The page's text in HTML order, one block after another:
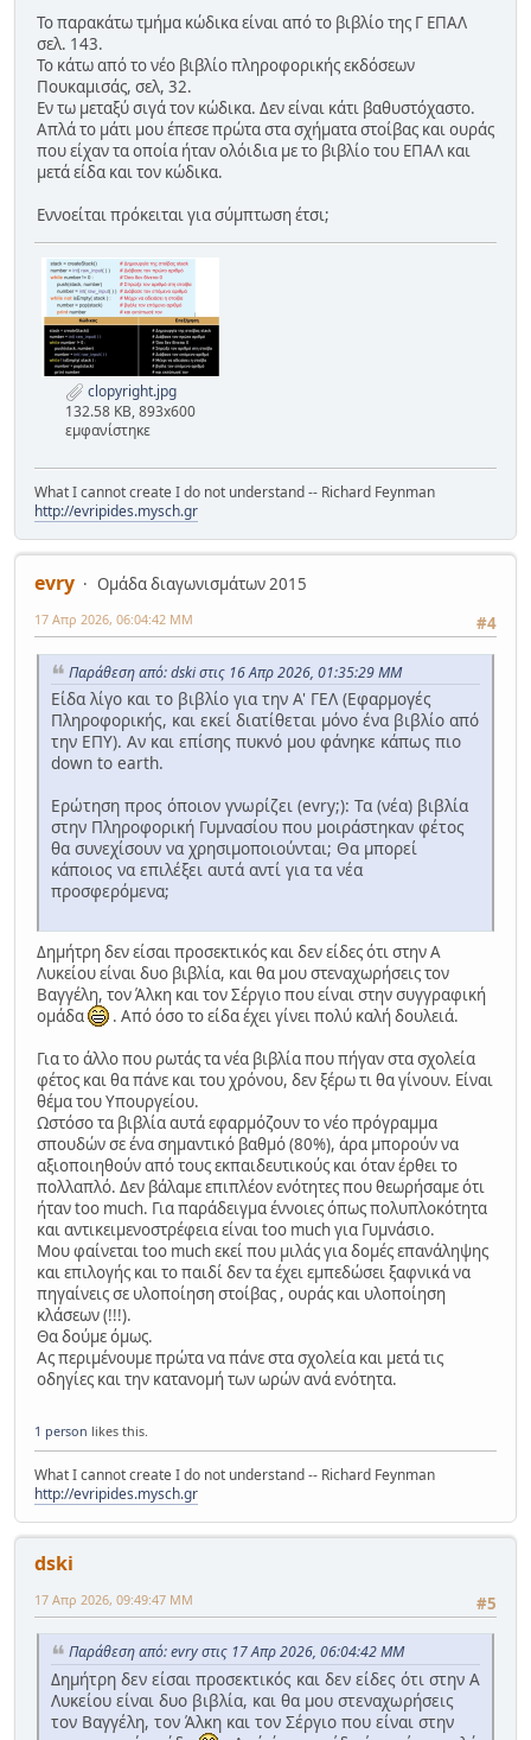
Το παρακάτω τμήμα κώδικα είναι από το βιβλίο της Γ ΕΠΑΛ
σελ. 143.
Το κάτω από το νέο βιβλίο πληροφορικής εκδόσεων
Πουκαμισάς, σελ, 32.
Εν τω μεταξύ σιγά τον κώδικα. Δεν είναι κάτι βαθυστόχαστο.
Απλά το μάτι μου έπεσε πρώτα στα σχήματα στοίβας και ουράς
που είχαν τα οποία ήταν ολόιδια με το βιβλίο του ΕΠΑΛ και
μετά είδα και τον κώδικα.
Εννοείται πρόκειται για σύμπτωση έτσι;
clopyright.jpg
132.58 KB, 893x600
εμφανίστηκε
What I cannot create I do not understand -- Richard Feynman
http://evripides.mysch.gr
evry
Ομάδα διαγωνισμάτων 2015
#4
17 Απρ 2026, 06:04:42 ΜΜ
Παράθεση από: dski στις 16 Απρ 2026, 01:35:29 ΜΜ
Είδα λίγο και το βιβλίο για την Α' ΓΕΛ (Εφαρμογές
Πληροφορικής, και εκεί διατίθεται μόνο ένα βιβλίο από
την ΕΠΥ). Αν και επίσης πυκνό μου φάνηκε κάπως πιο
down to earth.
Ερώτηση προς όποιον γνωρίζει (evry;): Τα (νέα) βιβλία
στην Πληροφορική Γυμνασίου που μοιράστηκαν φέτος
θα συνεχίσουν να χρησιμοποιούνται; Θα μπορεί
κάποιος να επιλέξει αυτά αντί για τα νέα
προσφερόμενα;
Δημήτρη δεν είσαι προσεκτικός και δεν είδες ότι στην Α
Λυκείου είναι δυο βιβλία, και θα μου στεναχωρήσεις τον
Βαγγέλη, τον Άλκη και τον Σέργιο που είναι στην συγγραφική
ομάδα
. Από όσο το είδα έχει γίνει πολύ καλή δουλειά.
Για το άλλο που ρωτάς τα νέα βιβλία που πήγαν στα σχολεία
φέτος και θα πάνε και του χρόνου, δεν ξέρω τι θα γίνουν. Είναι
θέμα του Υπουργείου.
Ωστόσο τα βιβλία αυτά εφαρμόζουν το νέο πρόγραμμα
σπουδών σε ένα σημαντικό βαθμό (80%), άρα μπορούν να
αξιοποιηθούν από τους εκπαιδευτικούς και όταν έρθει το
πολλαπλό. Δεν βάλαμε επιπλέον ενότητες που θεωρήσαμε ότι
ήταν too much. Για παράδειγμα έννοιες όπως πολυπλοκότητα
και αντικειμενοστρέφεια είναι too much για Γυμνάσιο.
Μου φαίνεται too much εκεί που μιλάς για δομές επανάληψης
και επιλογής και το παιδί δεν τα έχει εμπεδώσει ξαφνικά να
πηγαίνεις σε υλοποίηση στοίβας , ουράς και υλοποίηση
κλάσεων (!!!).
Θα δούμε όμως.
Ας περιμένουμε πρώτα να πάνε στα σχολεία και μετά τις
οδηγίες και την κατανομή των ωρών ανά ενότητα.
1 person likes this.
What I cannot create I do not understand -- Richard Feynman
http://evripides.mysch.gr
dski
#5
17 Απρ 2026, 09:49:47 ΜΜ
Παράθεση από: evry στις 17 Απρ 2026, 06:04:42 ΜΜ
Δημήτρη δεν είσαι προσεκτικός και δεν είδες ότι στην Α
Λυκείου είναι δυο βιβλία, και θα μου στεναχωρήσεις
τον Βαγγέλη, τον Άλκη και τον Σέργιο που είναι στην